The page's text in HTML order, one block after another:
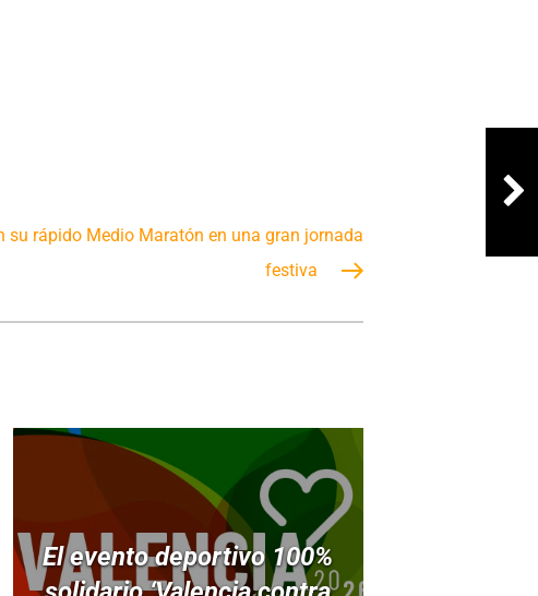
su rápido Medio Maratón en una gran jornada
festiva
El evento deportivo 100%